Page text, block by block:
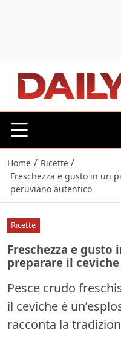
Home / Ricette /
Freschezza e gusto in un
peruviano autentico
Ricette
Freschezza e
preparare il
Pesce crudo
il ceviche è
racconta la